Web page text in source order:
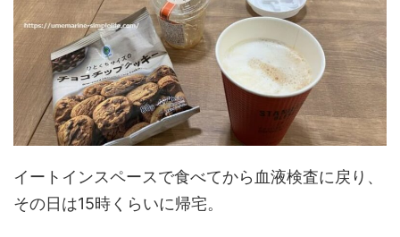
イートインスペースで食べてから血液検査に戻り、
その日は15時くらいに帰宅。